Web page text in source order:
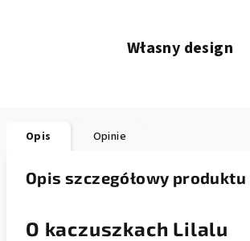
Własny design
Opis Opinie
Opis szczegółowy produktu
O kaczuszkach Lilalu